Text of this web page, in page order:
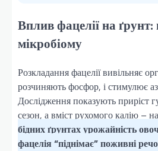
Вплив фацелії на ґрунт:
мікробіому
Розкладання фацелії вивільняє
розчиняють фосфор, і стимулює
Дослідження показують приріст
сезон, а вміст рухомого калію –
бідних ґрунтах урожайність
фацелія “піднімає” поживні